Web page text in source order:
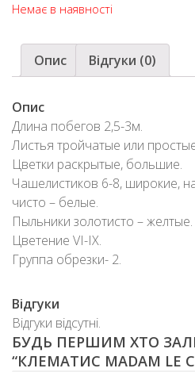
Немає в наявності
Опис Відгуки (0)
Опис
Длина побегов 2,5-3м.
Листья тройчатые или
Цветки раскрытые, большие.
Чашелистиков 6-8, широкие,
чисто – белые.
Пыльники золотисто – желтые.
Цветение VI-IX.
Группа обрезки- 2.
Відгуки
Відгуки відсутні.
БУДЬ ПЕРШИМ ХТО
“КЛЕМАТИС MADAM LE